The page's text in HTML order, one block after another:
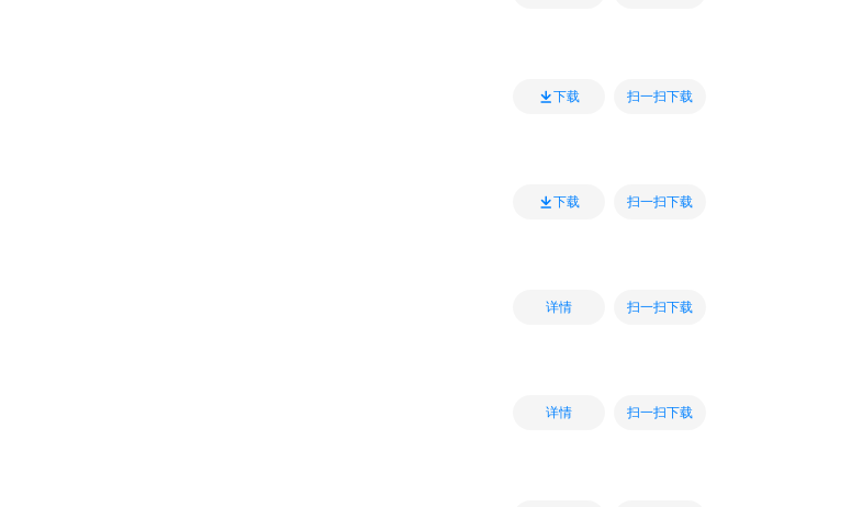
下载 扫一扫下载
下载 扫一扫下载
详情 扫一扫下载
详情 扫一扫下载